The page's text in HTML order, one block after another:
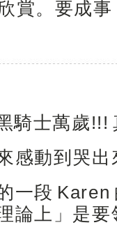
賞。要成
騎士萬歲!!!
感動到哭
一段 Karen
論上」是